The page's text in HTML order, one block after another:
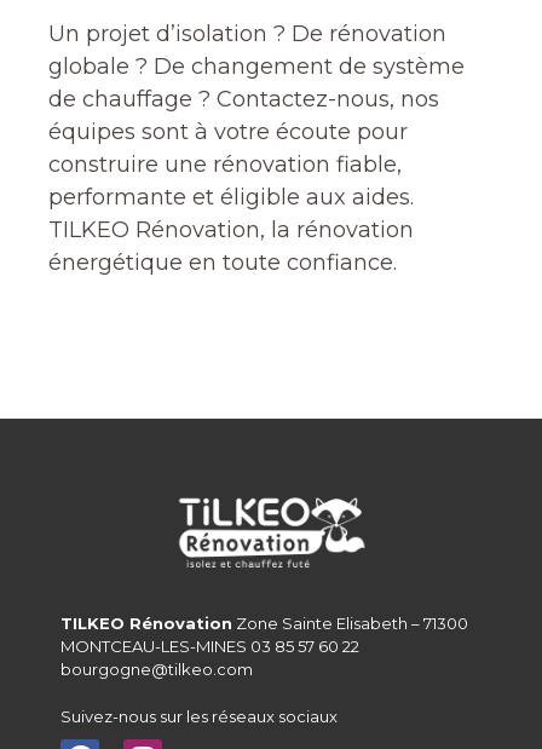
Un projet d’isolation ? De rénovation
globale ? De changement de système
de chauffage ? Contactez-nous, nos
équipes sont à votre écoute pour
construire une rénovation fiable,
performante et éligible aux aides.
TILKEO Rénovation, la rénovation
énergétique en toute confiance.
TILKEO Rénovation Zone Sainte Elisabeth – 71300
MONTCEAU-LES-MINES 03 85 57 60 22
bourgogne@tilkeo.com
Suivez-nous sur les réseaux sociaux